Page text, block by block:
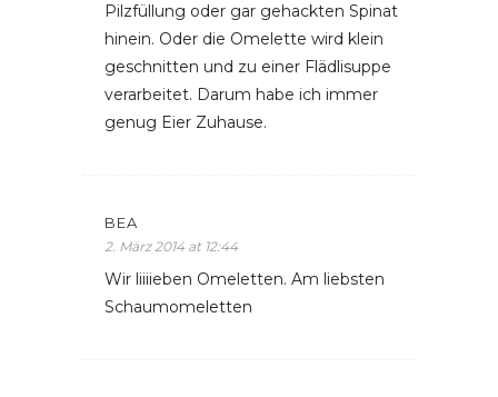
Pilzfüllung oder gar gehackten Spinat
hinein. Oder die Omelette wird klein
geschnitten und zu einer Flädlisuppe
verarbeitet. Darum habe ich immer
genug Eier Zuhause.
BEA
2. März 2014 at 12:44
Wir liiiieben Omeletten. Am liebsten
Schaumomeletten